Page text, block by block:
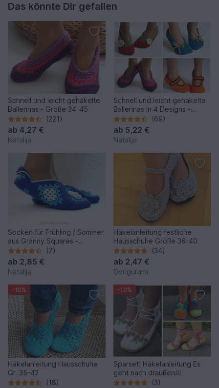
Das könnte Dir gefallen
Schnell und leicht gehäkelte
Ballerinas - Größe 34-45
(221)
ab 4,27 €
Natalija
Schnell und leicht gehäkelte
Ballerinas in 4 Designs -
Größe 34-45(69)
ab 5,22 €
Natalija
Socken für Frühling / Sommer
aus Granny Squares -
Häkelanleitung
(7)
ab 2,85 €
Natalija
Häkelanleitung festliche
Hausschuhe Größe 36-40
(34)
ab 2,47 €
Dorigurumi
-10%
Häkelanleitung Hausschuhe
Gr. 35-42
(18)
-10%
Sparset! Häkelanleitung Es
geht nach draußen!!!
(3)